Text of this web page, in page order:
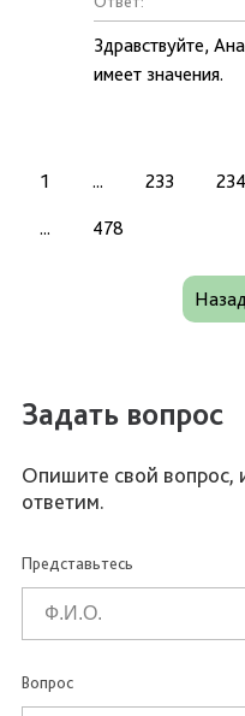
Здравствуйте,
имеет значения.
1 ... 233 234
... 478
Задать вопрос
Опишите свой вопрос,
ответим.
Представьтесь
Вопрос